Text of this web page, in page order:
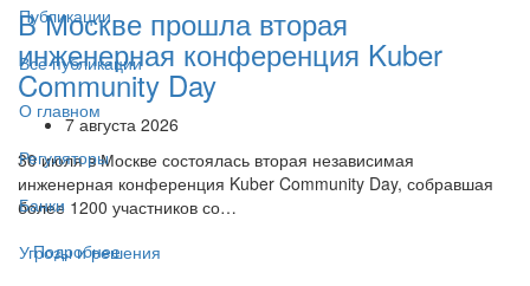
Публикации
Все публикации
О главном
Регуляторы
Банки
Угрозы и решения
В Москве прошла вторая
инженерная конференция Kuber
Community Day
7 августа 2026
30 июля в Москве состоялась вторая независимая
инженерная конференция Kuber Community Day, собравшая
более 1200 участников со…
Подробнее